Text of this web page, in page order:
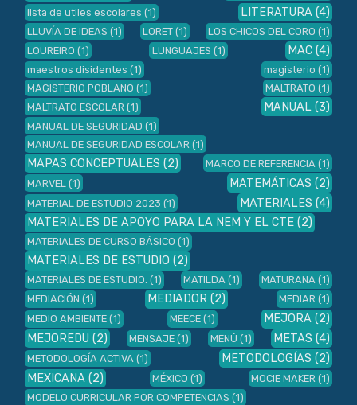
lista de utiles escolares (1) LITERATURA (4)
LLUVÍA DE IDEAS (1) LORET (1) LOS CHICOS DEL CORO (1)
LOUREIRO (1) LUNGUAJES (1) MAC (4)
maestros disidentes (1) magisterio (1)
MAGISTERIO POBLANO (1) MALTRATO (1)
MALTRATO ESCOLAR (1) MANUAL (3)
MANUAL DE SEGURIDAD (1)
MANUAL DE SEGURIDAD ESCOLAR (1)
MAPAS CONCEPTUALES (2) MARCO DE REFERENCIA (1)
MARVEL (1) MATEMÁTICAS (2)
MATERIAL DE ESTUDIO 2023 (1) MATERIALES (4)
MATERIALES DE APOYO PARA LA NEM Y EL CTE (2)
MATERIALES DE CURSO BÁSICO (1)
MATERIALES DE ESTUDIO (2)
MATERIALES DE ESTUDIO. (1) MATILDA (1) MATURANA (1)
MEDIACIÓN (1) MEDIADOR (2) MEDIAR (1)
MEDIO AMBIENTE (1) MEECE (1) MEJORA (2)
MEJOREDU (2) MENSAJE (1) MENÚ (1) METAS (4)
METODOLOGÍA ACTIVA (1) METODOLOGÍAS (2)
MEXICANA (2) MÉXICO (1) MOCIE MAKER (1)
MODELO CURRICULAR POR COMPETENCIAS (1)